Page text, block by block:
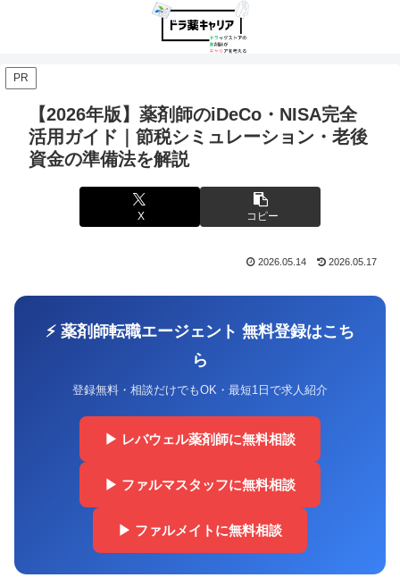
PR
【2026年版】薬剤師のiDeCo・NISA完全
活用ガイド｜節税シミュレーション・老後
資金の準備法を解説
X コピー
2026.05.14 2026.05.17
⚡ 薬剤師転職エージェント 無料登録はこち
ら
登録無料・相談だけでもOK・最短1日で求人紹介
▶ レバウェル薬剤師に無料相談
▶ ファルマスタッフに無料相談
▶ ファルメイトに無料相談